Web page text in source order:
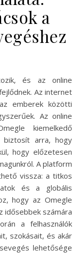
a
Az internet
emberek közötti
Az online
kiemelkedő
biztosít arra, hogy
hogy előzetesen
A platform
vissza: a titkos
és a globális
hogy az Omegle
idősebbek számára
a felhasználók
szokásait, és akár
lehetősége